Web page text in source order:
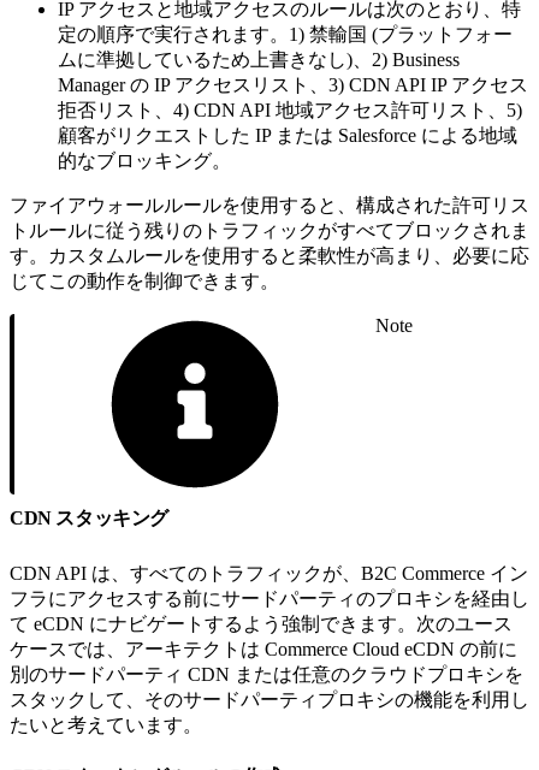
IP アクセスと地域アクセスのルールは次のとおり、特
定の順序で実行されます。1) 禁輸国 (プラットフォー
ムに準拠しているため上書きなし)、2) Business
Manager の IP アクセスリスト、3) CDN API IP アクセス
拒否リスト、4) CDN API 地域アクセス許可リスト、5)
顧客がリクエストした IP または Salesforce による地域
的なブロッキング。
ファイアウォールルールを使用すると、構成された許可リス
トルールに従う残りのトラフィックがすべてブロックされま
す。カスタムルールを使用すると柔軟性が高まり、必要に応
じてこの動作を制御できます。
Note
CDN スタッキング
CDN API は、すべてのトラフィックが、B2C Commerce イン
フラにアクセスする前にサードパーティのプロキシを経由し
て eCDN にナビゲートするよう強制できます。次のユース
ケースでは、アーキテクトは Commerce Cloud eCDN の前に
別のサードパーティ CDN または任意のクラウドプロキシを
スタックして、そのサードパーティプロキシの機能を利用し
たいと考えています。